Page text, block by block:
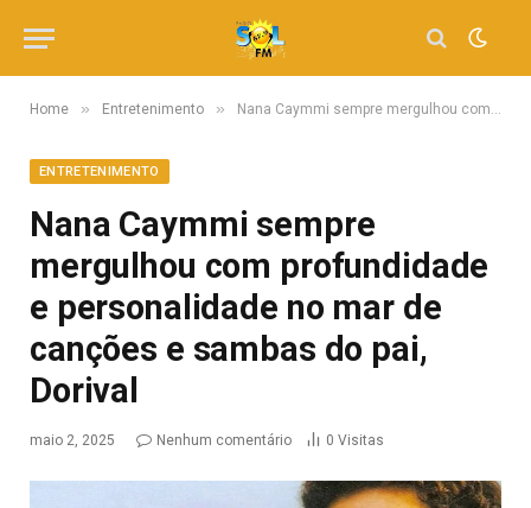
Home » Entretenimento » Nana Caymmi sempre mergulhou com profundidade e personalidade no mar de canções e sambas do pai, Dorival
ENTRETENIMENTO
Nana Caymmi sempre
mergulhou com profundidade
e personalidade no mar de
canções e sambas do pai,
Dorival
maio 2, 2025 Nenhum comentário 0 Visitas